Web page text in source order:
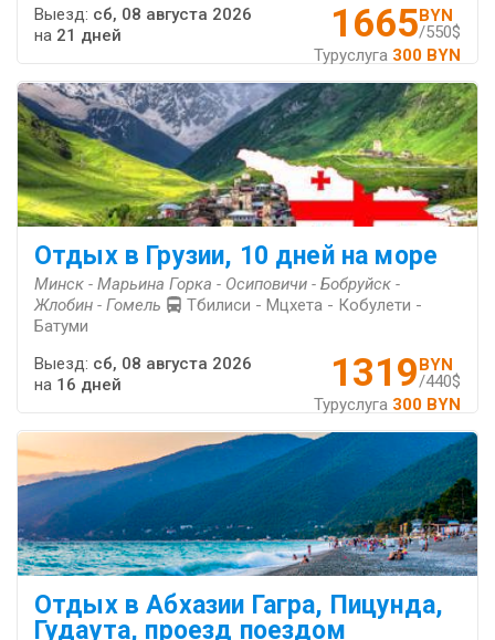
1665BYN
/550$
Туруслуга 300 BYN
Выезд: сб, 08 августа 2026
на 21 дней
Отдых в Грузии, 10 дней на море
Минск - Марьина Горка - Осиповичи - Бобруйск -
Жлобин - Гомель
Тбилиси - Мцхета - Кобулети -
Батуми
1319BYN
/440$
Туруслуга 300 BYN
Выезд: сб, 08 августа 2026
на 16 дней
Отдых в Абхазии Гагра, Пицунда,
Гудаута, проезд поездом